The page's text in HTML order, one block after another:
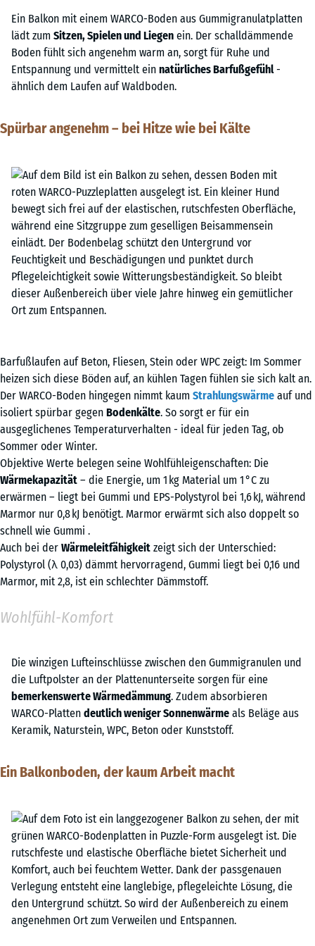
Ein Balkon mit einem WARCO-Boden aus Gummigranulatplatten
lädt zum Sitzen, Spielen und Liegen ein. Der schalldämmende
Boden fühlt sich angenehm warm an, sorgt für Ruhe und
Entspannung und vermittelt ein natürliches Barfußgefühl-
ähnlich dem Laufen auf Waldboden.
Spürbar angenehm – bei Hitze wie bei Kälte
Barfußlaufen auf Beton, Fliesen, Stein oder WPC zeigt: Im Sommer
heizen sich diese Böden auf, an kühlen Tagen fühlen sie sich kalt an.
Der WARCO-Boden hingegen nimmt kaum Strahlungswärme auf und
isoliert spürbar gegen Bodenkälte. So sorgt er für ein
ausgeglichenes Temperaturverhalten - ideal für jeden Tag, ob
Sommer oder Winter.
Objektive Werte belegen seine Wohlfühleigenschaften: Die
Wärmekapazität – die Energie, um 1 kg Material um 1 °C zu
erwärmen – liegt bei Gummi und EPS-Polystyrol bei 1,6 kJ, während
Marmor nur 0,8 kJ benötigt. Marmor erwärmt sich also doppelt so
schnell wie Gummi .
Auch bei der Wärmeleitfähigkeit zeigt sich der Unterschied:
Polystyrol (λ 0,03) dämmt hervorragend, Gummi liegt bei 0,16 und
Marmor, mit 2,8, ist ein schlechter Dämmstoff.
Wohlfühl-Komfort
Die winzigen Lufteinschlüsse zwischen den Gummigranulen und
die Luftpolster an der Plattenunterseite sorgen für eine
bemerkenswerte Wärmedämmung. Zudem absorbieren
WARCO-Platten deutlich weniger Sonnenwärme als Beläge aus
Keramik, Naturstein, WPC, Beton oder Kunststoff.
Ein Balkonboden, der kaum Arbeit macht